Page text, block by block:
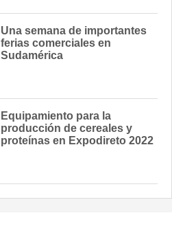
Una semana de importantes
ferias comerciales en
Sudamérica
Equipamiento para la
producción de cereales y
proteínas en Expodireto 2022